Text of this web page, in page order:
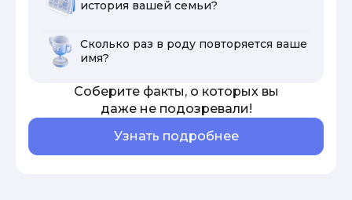
история вашей семьи?
Сколько раз в роду повторяется ваше
имя?
Соберите факты, о которых вы
даже не подозревали!
Узнать подробнее